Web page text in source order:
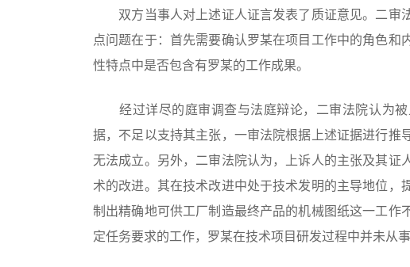
双方当事人对上述证人证言发表了质证意见。二审
点问题在于：首先需要确认罗某在项目工作中的角色
性特点中是否包含有罗某的工作成果。
经过详尽的庭审调查与法庭辩论，二审法院认为被
据，不足以支持其主张，一审法院根据上述证据进行推
无法成立。另外，二审法院认为，上诉人的主张及其
术的改进。其在技术改进中处于技术发明的主导地位
制出精确地可供工厂制造最终产品的机械图纸这一工
定任务要求的工作，罗某在技术项目研发过程中并未从事